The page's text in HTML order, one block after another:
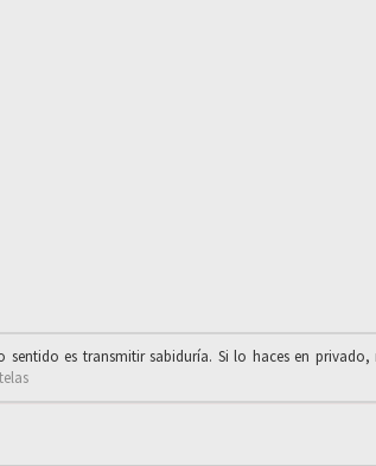
sentido es transmitir sabiduría. Si lo haces en